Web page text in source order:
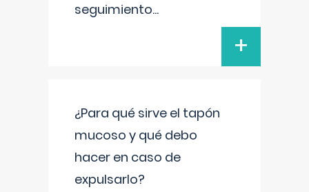
seguimiento...
+
¿Para qué sirve el tapón
mucoso y qué debo
hacer en caso de
expulsarlo?